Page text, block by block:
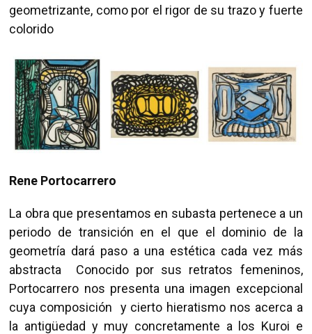
geometrizante, como por el rigor de su trazo y fuerte
colorido
Rene Portocarrero
La obra que presentamos en subasta pertenece a un
periodo de transición en el que el dominio de la
geometría dará paso a una estética cada vez más
abstracta Conocido por sus retratos femeninos,
Portocarrero nos presenta una imagen excepcional
cuya composición y cierto hieratismo nos acerca a
la antigüedad y muy concretamente a los Kuroi e